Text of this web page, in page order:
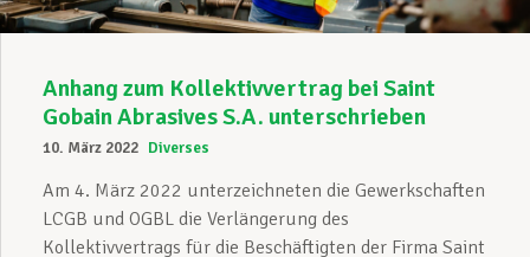
Anhang zum Kollektivvertrag bei Saint
Gobain Abrasives S.A. unterschrieben
10. März 2022 Diverses
Am 4. März 2022 unterzeichneten die Gewerkschaften
LCGB und OGBL die Verlängerung des
Kollektivvertrags für die Beschäftigten der Firma Saint